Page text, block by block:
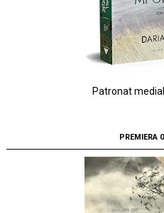
Patronat
PREMIERA